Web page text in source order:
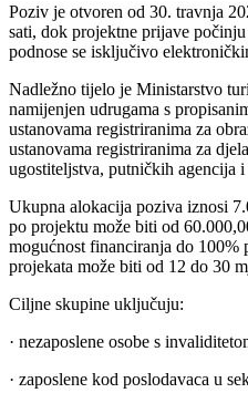
Poziv je otvoren od 30. travnja
sati, dok projektne prijave
podnose se isključivo
Nadležno tijelo je Ministarstvo
namijenjen udrugama s
ustanovama registriranima za
ustanovama registriranima za
ugostiteljstva, putničkih agencija i
Ukupna alokacija poziva iznosi
po projektu može biti od
mogućnost financiranja do
projekata može biti od 12 do 30
Ciljne skupine uključuju:
· nezaposlene osobe s
· zaposlene kod poslodavaca u